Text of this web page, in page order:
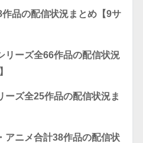
作品の配信状況まとめ【9サ
リーズ全66作品の配信状況
ーズ全25作品の配信状況ま
アニメ合計38作品の配信状